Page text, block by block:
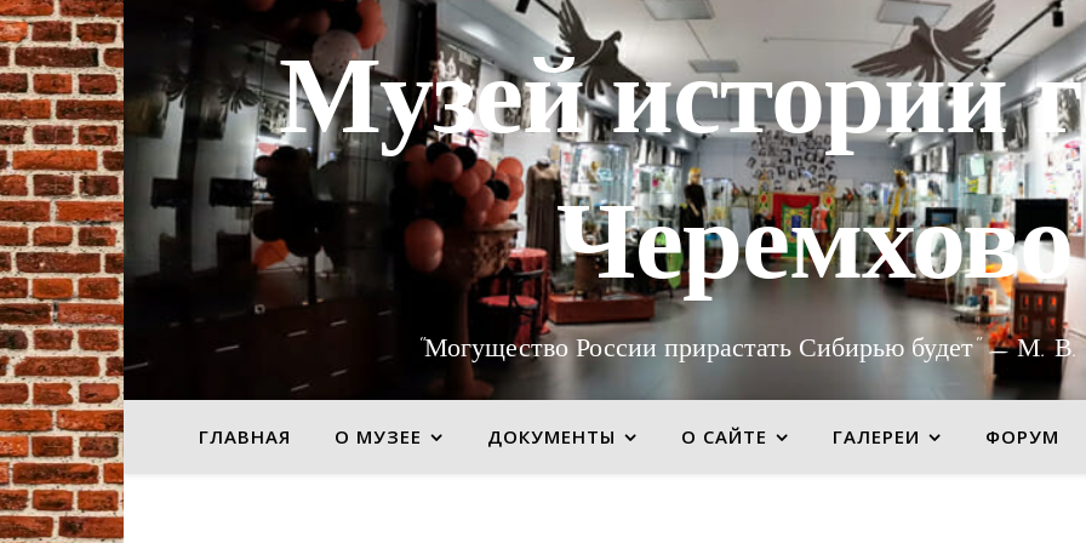
Музей истории
Черемхово
"Могущество России прирастать Сибирью будет" — М.
ГЛАВНАЯ О МУЗЕЕ ДОКУМЕНТЫ О САЙТЕ ГАЛЕРЕИ ФОРУМ